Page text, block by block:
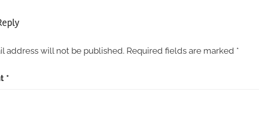
address will not be published. Required fields are marked *
*